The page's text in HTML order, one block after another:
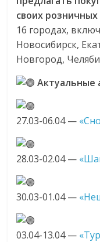
своих
16 городах,
Новосибирск,
Новгород,
Актуальные
27.03-06.04 —
28.03-02.04 —
30.03-01.04 —
03.04-13.04 —